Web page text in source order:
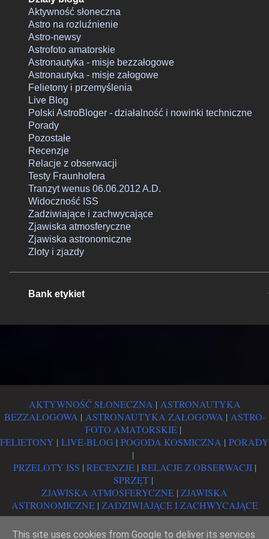
Aktywność słoneczna
Astro na rozluźnienie
Astro-newsy
Astrofoto amatorskie
Astronautyka - misje bezzałogowe
Astronautyka - misje załogowe
Felietony i przemyślenia
Live Blog
Polski AstroBloger - działalność i nowinki techniczne
Porady
Pozostałe
Recenzje
Relacje z obserwacji
Testy Fraunhofera
Tranzyt wenus 06.06.2012 A.D.
Widoczność ISS
Zadziwiające i zachwycające
Zjawiska atmosferyczne
Zjawiska astronomiczne
Zloty i zjazdy
Bank etykiet
AKTYWNOŚĆ SŁONECZNA | ASTRONAUTYKA
BEZZAŁOGOWA | ASTRONAUTYKA ZAŁOGOWA | ASTRO-
FOTO AMATORSKIE|
FELIETONY | LIVE-BLOG | POGODA KOSMICZNA | PORADY
|
PRZELOTY ISS | RECENZJE| RELACJE Z OBSERWACJI|
SPRZĘT|
ZJAWISKA ATMOSFERYCZNE | ZJAWISKA
ASTRONOMICZNE| ZADZIWIAJĄCE I ZACHWYCAJĄCE
This site uses cookies from Google to deliver its services